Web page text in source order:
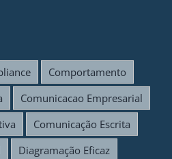
Comportamento
Comunicacao Empresarial
Comunicação Escrita
Diagramação Eficaz